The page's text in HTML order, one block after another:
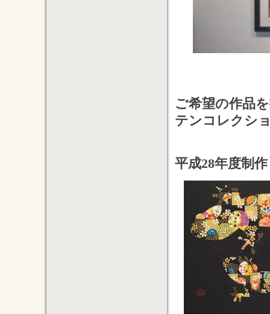
ご希望の作品
テンコレクシ
平成28年度制作